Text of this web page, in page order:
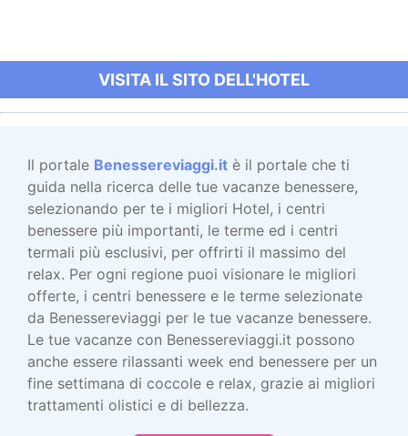
VISITA IL SITO DELL'HOTEL
Il portale Benessereviaggi.it è il portale che ti
guida nella ricerca delle tue vacanze benessere,
selezionando per te i migliori Hotel, i centri
benessere più importanti, le terme ed i centri
termali più esclusivi, per offrirti il massimo del
relax. Per ogni regione puoi visionare le migliori
offerte, i centri benessere e le terme selezionate
da Benessereviaggi per le tue vacanze benessere.
Le tue vacanze con Benessereviaggi.it possono
anche essere rilassanti week end benessere per un
fine settimana di coccole e relax, grazie ai migliori
trattamenti olistici e di bellezza.